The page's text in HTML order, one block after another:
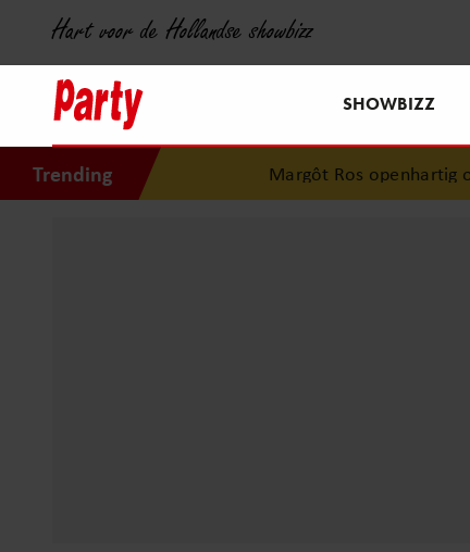
Hart voor de Hollandse showbizz
SHOWBIZZ
Trending Margôt Ros openhartig over zwaar